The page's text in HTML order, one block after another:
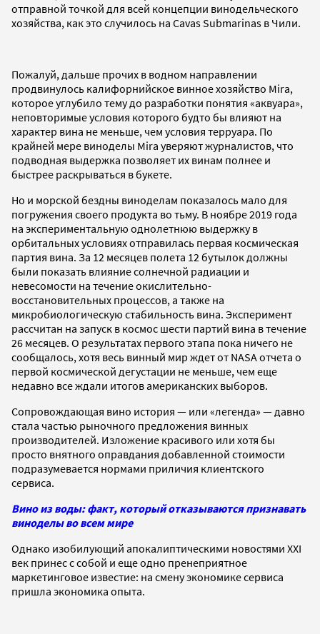
отправной точкой для всей концепции винодельческого
хозяйства, как это случилось на Cavas Submarinas в Чили.
Пожалуй, дальше прочих в водном направлении
продвинулось калифорнийское винное хозяйство Mira,
которое углубило тему до разработки понятия «аквуара»,
неповторимые условия которого будто бы влияют на
характер вина не меньше, чем условия терруара. По
крайней мере виноделы Mira уверяют журналистов, что
подводная выдержка позволяет их винам полнее и
быстрее раскрываться в букете.
Но и морской бездны виноделам показалось мало для
погружения своего продукта во тьму. В ноябре 2019 года
на экспериментальную однолетнюю выдержку в
орбитальных условиях отправилась первая космическая
партия вина. За 12 месяцев полета 12 бутылок должны
были показать влияние солнечной радиации и
невесомости на течение окислительно-
восстановительных процессов, а также на
микробиологическую стабильность вина. Эксперимент
рассчитан на запуск в космос шести партий вина в течение
26 месяцев. О результатах первого этапа пока ничего не
сообщалось, хотя весь винный мир ждет от NASA отчета о
первой космической дегустации не меньше, чем еще
недавно все ждали итогов американских выборов.
Сопровождающая вино история — или «легенда» — давно
стала частью рыночного предложения винных
производителей. Изложение красивого или хотя бы
просто внятного оправдания добавленной стоимости
подразумевается нормами приличия клиентского
сервиса.
Вино из воды: факт, который отказываются признавать
виноделы во всем мире
Однако изобилующий апокалиптическими новостями XXI
век принес с собой и еще одно пренеприятное
маркетинговое известие: на смену экономике сервиса
пришла экономика опыта.